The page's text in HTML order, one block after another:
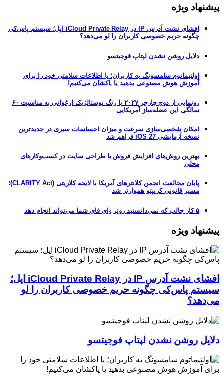
پیشنهاد ویژه
افشای نشت آدرس IP در iCloud Private Relay اپل؛ سیستم پاس‌کی
چگونه حریم خصوصی کاربران را لو می‌دهد؟
دلایل روشن نشدن لپتاپ فوجیتسو
اولتیماتوم سامسونگ به کاربران؛ یا اطلاعات سلامتی خود را برای
آموزش هوش مصنوعی بدهید یا پاکشان می‌کنیم!
رونمایی از دوج چارجر ۲۰۲۷ با رنگ نوستالژیک ارغوانی به مناسبت ۶۰
سالگی این عضله‌ساز آمریکایی
امکان شخصی‌سازی سرعت و میزان احساسات سیری در جدیدترین
نسخه آزمایشی iOS 27 فراهم شد
بهترین روش‌های افزایش فروش با طراحی سایت در کسب‌وکارهای
محلی
پایان مخالفت انجمن کلانترهای آمریکا با لایحه کلاریتی (CLARITY Act)؛
مسیر قانونی کریپتو هموارتر شد
۵ کار جالب که نمی‌دانستید روتر وای فای شما می‌تواند انجام دهد
پیشنهاد ویژه
افشای نشت آدرس IP در iCloud Private Relay اپل؛
سیستم پاس‌کی چگونه حریم خصوصی کاربران را لو
می‌دهد؟
دلایل روشن نشدن لپتاپ فوجیتسو